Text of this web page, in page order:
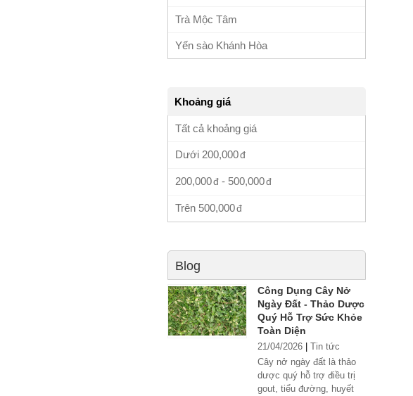
Trà Mộc Tâm
Yến sào Khánh Hòa
Khoảng giá
Tất cả khoảng giá
Dưới 200,000
200,000 - 500,000
Trên 500,000
Blog
Công Dụng Cây Nở
Ngày Đất - Thảo Dược
Quý Hỗ Trợ Sức Khỏe
Toàn Diện
21/04/2026
Tin tức
Cây nở ngày đất là thảo
dược quý hỗ trợ điều trị
gout, tiểu đường, huyết